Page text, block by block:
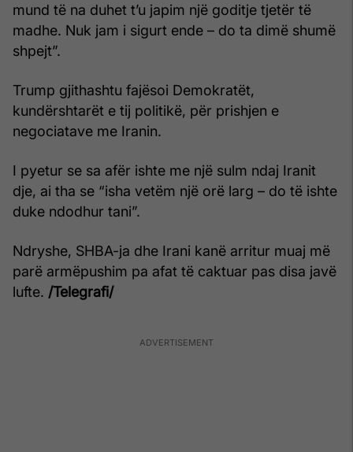
mund të na duhet t’u japim një goditje tjetër të
madhe. Nuk jam i sigurt ende – do ta dimë shumë
shpejt”.
Trump gjithashtu fajësoi Demokratët,
kundërshtarët e tij politikë, për prishjen e
negociatave me Iranin.
I pyetur se sa afër ishte me një sulm ndaj Iranit
dje, ai tha se “isha vetëm një orë larg – do të ishte
duke ndodhur tani”.
Ndryshe, SHBA-ja dhe Irani kanë arritur muaj më
parë armëpushim pa afat të caktuar pas disa javë
lufte. /Telegrafi/